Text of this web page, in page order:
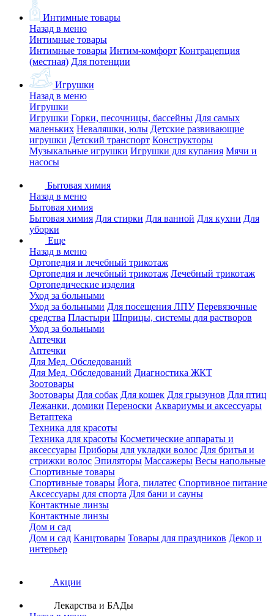
Интимные товары
Назад в меню
Интимные товары
Интимные товары Интим-комфорт Контрацепция
(местная) Для потенции
Игрушки
Назад в меню
Игрушки
Игрушки Горки, песочницы, бассейны Для самых
маленьких Неваляшки, юлы Детские развивающие
игрушки Детский транспорт Конструкторы
Музыкальные игрушки Игрушки для купания Мячи и
насосы
Бытовая химия
Назад в меню
Бытовая химия
Бытовая химия Для стирки Для ванной Для кухни Для
уборки
Еще
Назад в меню
Ортопедия и лечебный трикотаж
Ортопедия и лечебный трикотаж Лечебный трикотаж
Ортопедические изделия
Уход за больными
Уход за больными Для посещения ЛПУ Перевязочные
средства Пластыри Шприцы, системы для растворов
Уход за больными
Аптечки
Аптечки
Для Мед. Обследований
Для Мед. Обследований Диагностика ЖКТ
Зоотовары
Зоотовары Для собак Для кошек Для грызунов Для птиц
Лежанки, домики Переноски Аквариумы и аксессуары
Ветаптека
Техника для красоты
Техника для красоты Косметические аппараты и
аксессуары Приборы для укладки волос Для бритья и
стрижки волос Эпиляторы Массажеры Весы напольные
Спортивные товары
Спортивные товары Йога, пилатес Спортивное питание
Аксессуары для спорта Для бани и сауны
Контактные линзы
Контактные линзы
Дом и сад
Дом и сад Канцтовары Товары для праздников Декор и
интерьер
Акции
Лекарства и БАДы